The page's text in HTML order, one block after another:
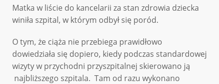
Matka w liście do kancelarii za stan zdrowia dziecka
winiła szpital, w którym odbył się poród.
O tym, że ciąża nie przebiega prawidłowo
dowiedziała się dopiero, kiedy podczas standardowej
wizyty w przychodni przyszpitalnej skierowano ją
najbliższego szpitala. Tam od razu wykonano